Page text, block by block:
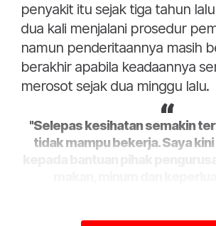
penyakit itu sejak tiga tahun
dua kali menjalani prosedur
namun penderitaannya masih
berakhir apabila keadaannya
merosot sejak dua minggu lalu.
​"Selepas kesihatan semakin
tidak mampu bekerja. Saya
kepada bantuan pihak
​"Saya harap ada insan yang